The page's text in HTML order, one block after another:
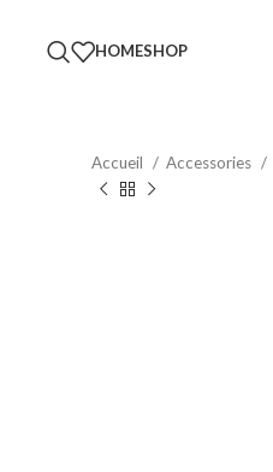
HOMESHOP
Accueil Accessories